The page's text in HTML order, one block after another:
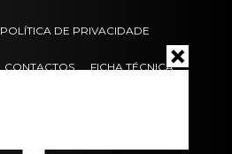
POLÍTICA DE PRIVACIDADE
CONTACTOS FICHA TÉCNICA